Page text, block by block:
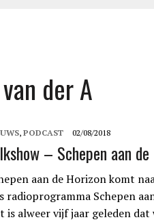
TERRY DERKS
PIETER BREGMAN
der A
, PODCAST 02/08/2018
– Schepen aan
aan de Horizon komt
radioprogramma Schepen
is alweer vijf jaar geleden